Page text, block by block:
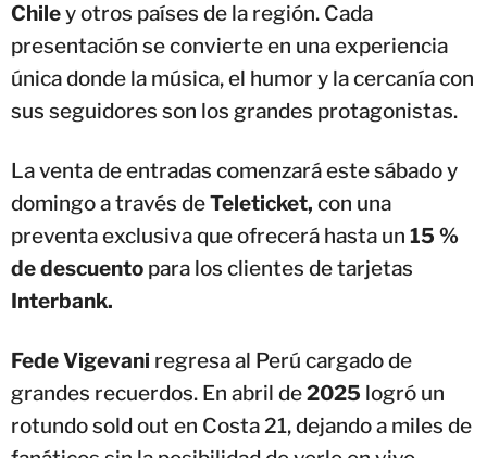
Chiley otros países de la región. Cada
presentación se convierte en una experiencia
única donde la música, el humor y la cercanía con
sus seguidores son los grandes protagonistas.
La venta de entradas comenzará este sábado y
domingo a través deTeleticket, con una
preventa exclusiva que ofrecerá hasta un 15 %
de descuento para los clientes de tarjetas
Interbank.
Fede Vigevani regresa al Perú cargado de
grandes recuerdos. En abril de2025 logró un
rotundo sold out en Costa 21, dejando a miles de